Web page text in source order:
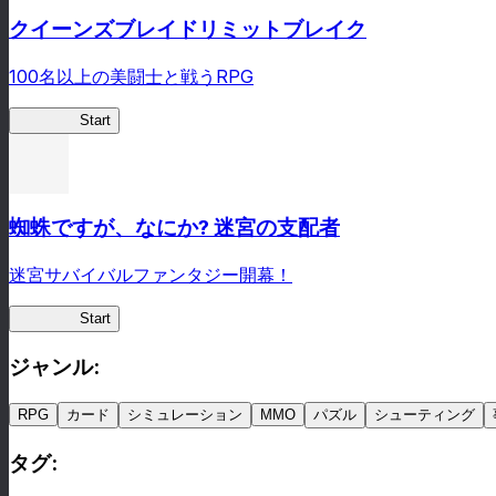
クイーンズブレイドリミットブレイク
100名以上の美闘士と戦うRPG
Start
蜘蛛ですが、なにか? 迷宮の支配者
迷宮サバイバルファンタジー開幕！
Start
ジャンル:
RPG カード シミュレーション MMO パズル シューティング
タグ: